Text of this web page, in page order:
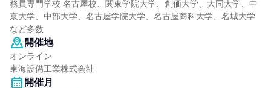
務員専門学校 名古屋校、関東学院大学、創価大学、大同大学、中
京大学、中部大学、名古屋学院大学、名古屋商科大学、名城大学
など多数
開催地
オンライン
東海設備工業株式会社
開催月